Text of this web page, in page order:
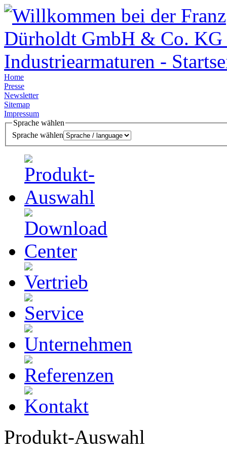
Home
Presse
Newsletter
Sitemap
Impressum
Sprache wählen
Sprache wählen
Produkt-Auswahl